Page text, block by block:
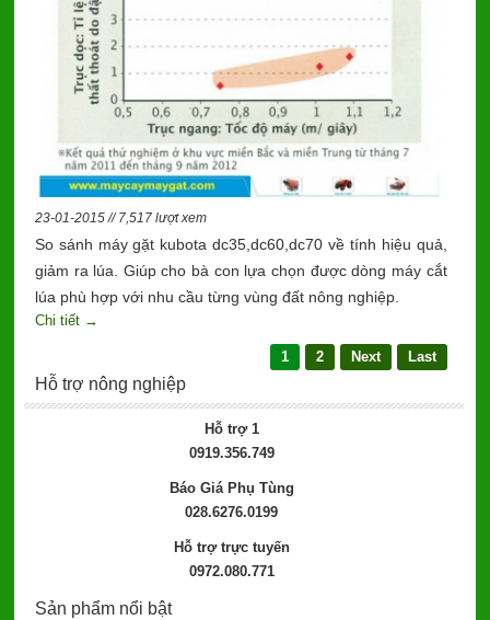
23-01-2015 // 7,517 lượt xem
So sánh máy gặt kubota dc35,dc60,dc70 về tính hiệu quả,
giảm ra lúa. Giúp cho bà con lựa chọn được dòng máy cắt
lúa phù hợp với nhu cầu từng vùng đất nông nghiệp.
Chi tiết →
1 2 Next Last
Hỗ trợ nông nghiệp
Hỗ trợ 1
0919.356.749
Báo Giá Phụ Tùng
028.6276.0199
Hỗ trợ trực tuyến
0972.080.771
Sản phẩm nổi bật